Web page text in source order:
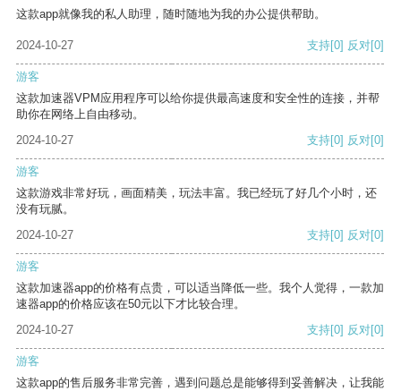
这款app就像我的私人助理，随时随地为我的办公提供帮助。
2024-10-27 支持[0] 反对[0]
游客
这款加速器VPM应用程序可以给你提供最高速度和安全性的连接，并帮
助你在网络上自由移动。
2024-10-27
支持[0] 反对[0]
游客
这款游戏非常好玩，画面精美，玩法丰富。我已经玩了好几个小时，还
没有玩腻。
2024-10-27
支持[0] 反对[0]
游客
这款加速器app的价格有点贵，可以适当降低一些。我个人觉得，一款加
速器app的价格应该在50元以下才比较合理。
2024-10-27
支持[0] 反对[0]
游客
这款app的售后服务非常完善，遇到问题总是能够得到妥善解决，让我能